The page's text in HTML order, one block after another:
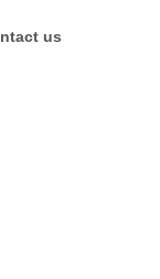
us